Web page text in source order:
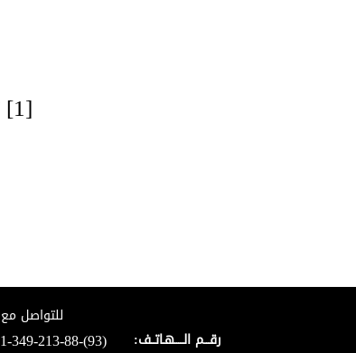
[1]
للتواصل
349-213-88-(93) رقـــم الـــــهـاتــف: